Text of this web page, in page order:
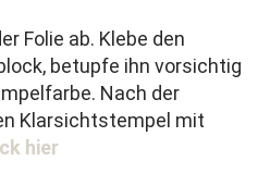
Folie ab. Klebe den
betupfe ihn vorsichtig
Nach der
Klarsichtstempel mit
hier